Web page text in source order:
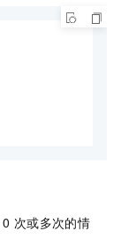
0 次或多次的情